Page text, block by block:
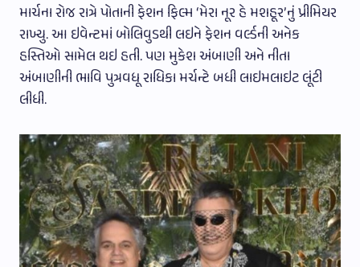
માર્ચના રોજ રાત્રે પોતાની ફેશન ફિલ્મ ‘મેરા નૂર હે મશહૂર’નું પ્રીમિયર
રાખ્યુ. આ ઇવેન્ટમાં બોલિવુડથી લઇને ફેશન વર્લ્ડની અનેક
હસ્તિઓ સામેલ થઇ હતી. પણ મુકેશ અંબાણી અને નીતા
અંબાણીની ભાવિ પુત્રવધૂ રાધિકા મર્ચન્ટે બધી લાઇમલાઇટ લૂંટી
લીધી.